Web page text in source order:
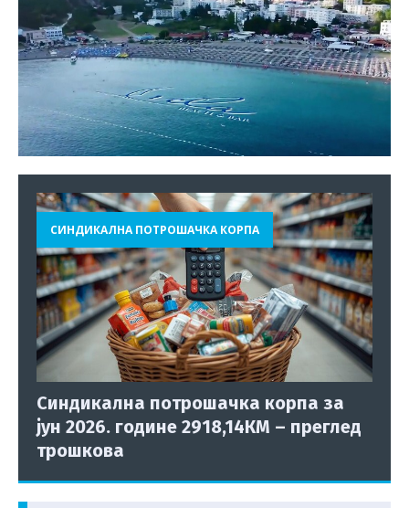
СИНДИКАЛНА ПОТРОШАЧКА КОРПА
Синдикална потрошачка корпа за
јун 2026. године 2918,14КМ – преглед
трошкова